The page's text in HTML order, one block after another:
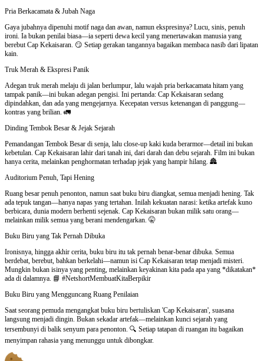
Pria Berkacamata & Jubah Naga
Gaya jubahnya dipenuhi motif naga dan awan, namun ekspresinya? Lucu, sinis, penuh
ironi. Ia bukan penilai biasa—ia seperti dewa kecil yang menertawakan manusia yang
berebut Cap Kekaisaran. 😏 Setiap gerakan tangannya bagaikan membaca nasib dari lipatan
kain.
Truk Merah & Ekspresi Panik
Adegan truk merah melaju di jalan berlumpur, lalu wajah pria berkacamata hitam yang
tampak panik—ini bukan adegan pengisi. Ini pertanda: Cap Kekaisaran sedang
dipindahkan, dan ada yang mengejarnya. Kecepatan versus ketenangan di panggung—
kontras yang brilian. 🚛
Dinding Tembok Besar & Jejak Sejarah
Pemandangan Tembok Besar di senja, lalu close-up kaki kuda berarmor—detail ini bukan
kebetulan. Cap Kekaisaran lahir dari tanah ini, dari darah dan debu sejarah. Film ini bukan
hanya cerita, melainkan penghormatan terhadap jejak yang hampir hilang. 🏯
Auditorium Penuh, Tapi Hening
Ruang besar penuh penonton, namun saat buku biru diangkat, semua menjadi hening. Tak
ada tepuk tangan—hanya napas yang tertahan. Inilah kekuatan narasi: ketika artefak kuno
berbicara, dunia modern berhenti sejenak. Cap Kekaisaran bukan milik satu orang—
melainkan milik semua yang berani mendengarkan. 🤫
Buku Biru yang Tak Pernah Dibuka
Ironisnya, hingga akhir cerita, buku biru itu tak pernah benar-benar dibuka. Semua
berdebat, berebut, bahkan berkelahi—namun isi Cap Kekaisaran tetap menjadi misteri.
Mungkin bukan isinya yang penting, melainkan keyakinan kita pada apa yang *dikatakan*
ada di dalamnya. 📘 #NetshortMembuatKitaBerpikir
Buku Biru yang Mengguncang Ruang Penilaian
Saat seorang pemuda mengangkat buku biru bertuliskan 'Cap Kekaisaran', suasana
langsung menjadi dingin. Bukan sekadar artefak—melainkan kunci sejarah yang
tersembunyi di balik senyum para penonton. 🔍 Setiap tatapan di ruangan itu bagaikan
menyimpan rahasia yang menunggu untuk dibongkar.